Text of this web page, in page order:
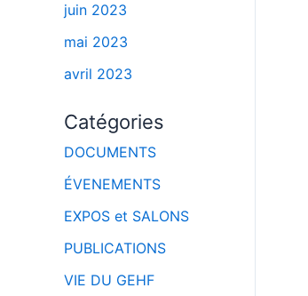
juin 2023
mai 2023
avril 2023
Catégories
DOCUMENTS
ÉVENEMENTS
EXPOS et SALONS
PUBLICATIONS
VIE DU GEHF